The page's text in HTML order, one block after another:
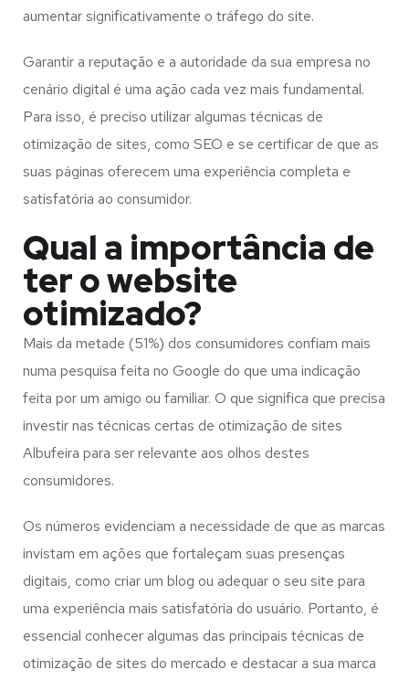
aumentar significativamente o tráfego do site.
Garantir a reputação e a autoridade da sua empresa no
cenário digital é uma ação cada vez mais fundamental.
Para isso, é preciso utilizar algumas técnicas de
otimização de sites, como SEO e se certificar de que as
suas páginas oferecem uma experiência completa e
satisfatória ao consumidor.
Qual a importância de
ter o website
otimizado?
Mais da metade (51%) dos consumidores confiam mais
numa pesquisa feita no Google do que uma indicação
feita por um amigo ou familiar. O que significa que precisa
investir nas técnicas certas de otimização de sites
Albufeira para ser relevante aos olhos destes
consumidores.
Os números evidenciam a necessidade de que as marcas
invistam em ações que fortaleçam suas presenças
digitais, como criar um blog ou adequar o seu site para
uma experiência mais satisfatória do usuário. Portanto, é
essencial conhecer algumas das principais técnicas de
otimização de sites do mercado e destacar a sua marca